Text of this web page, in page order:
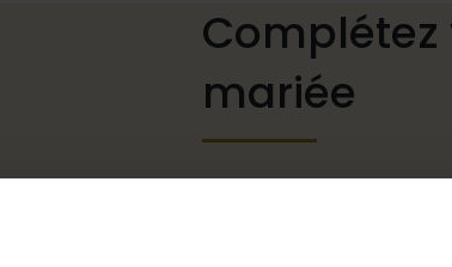
Complétez
mariée
Des chaussures de
mais aussi des colliers,
à votre robe de mariée